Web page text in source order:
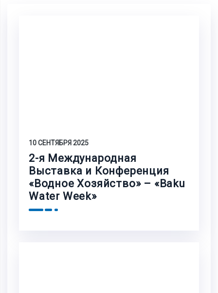
10 СЕНТЯБРЯ 2025
2-я Международная
Выставка и Конференция
«Водное Хозяйство» – «Baku
Water Week»